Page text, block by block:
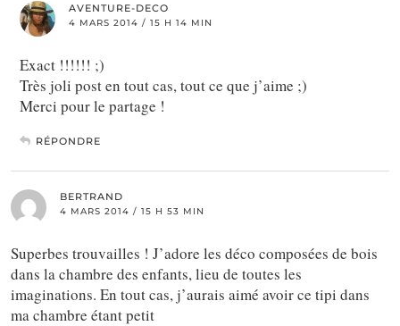
AVENTURE-DECO
4 MARS 2014 / 15 H 14 MIN
Exact !!!!!! ;)
Très joli post en tout cas, tout ce que j’aime ;)
Merci pour le partage !
RÉPONDRE
BERTRAND
4 MARS 2014 / 15 H 53 MIN
Superbes trouvailles ! J’adore les déco composées de bois
dans la chambre des enfants, lieu de toutes les
imaginations. En tout cas, j’aurais aimé avoir ce tipi dans
ma chambre étant petit